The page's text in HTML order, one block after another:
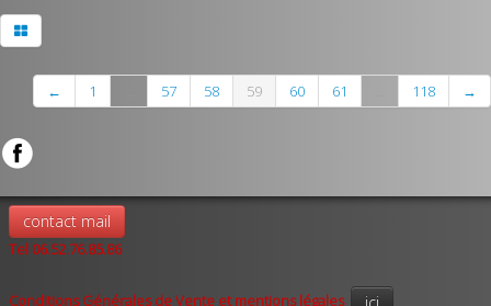
← 1 57 58 59 60 61 118 →
contact mail
Tel 06.52.76.85.86
Conditions Générales de Vente et mentions légales